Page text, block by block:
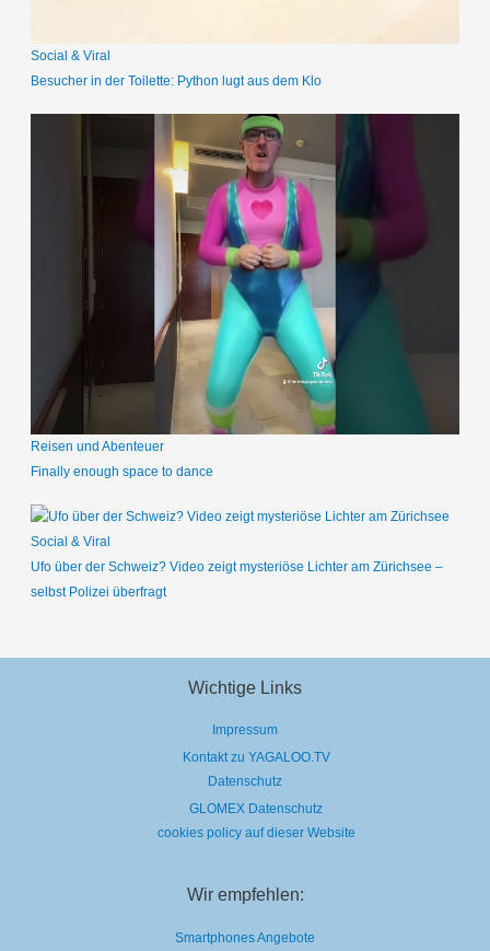
Social & Viral
Besucher in der Toilette: Python lugt aus dem Klo
Reisen und Abenteuer
Finally enough space to dance
Social & Viral
Ufo über der Schweiz? Video zeigt mysteriöse Lichter am Zürichsee –
selbst Polizei überfragt
Wichtige Links
Impressum
Kontakt zu YAGALOO.TV
Datenschutz
GLOMEX Datenschutz
cookies policy auf dieser Website
Wir empfehlen:
Smartphones Angebote